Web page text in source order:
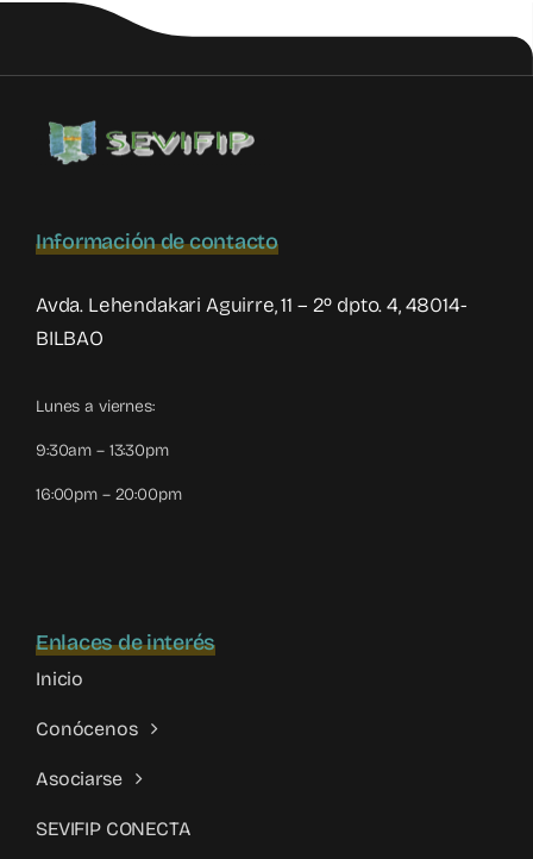
José
Información de contacto
Avda. Lehendakari Aguirre, 11 – 2º dpto. 4, 48014-
BILBAO
Lunes a viernes:
9:30am – 13:30pm
16:00pm – 20:00pm
Enlaces de interés
Inicio
Conócenos
Asociarse
SEVIFIP CONECTA